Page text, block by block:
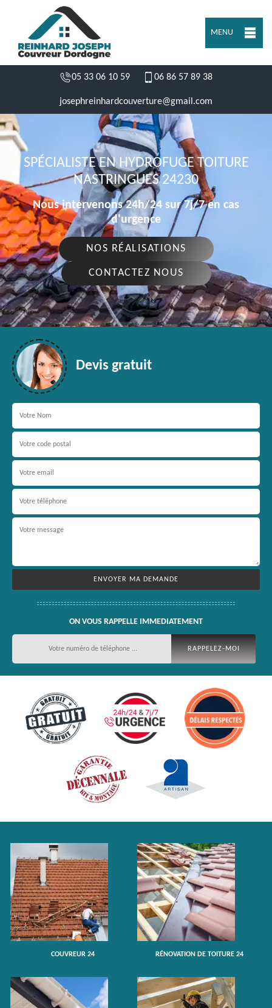
MENU
05 33 06 10 59 06 86 57 89 38
josephreinhardcouverture@gmail.com
SPÉCIALISTE EN HYDROFUGE TOITURE
NASTRINGUES 24230
Nous intervenons 24h/24 sur 7j/7 en cas
d'urgence
NOS RÉALISATIONS
CONTACTEZ NOUS
Devis gratuit
ON VOUS RAPPELLE IMMEDIATEMENT
COUVREUR 24 RÉNOVATION DE TOITURE 24